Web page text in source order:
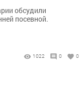
обсудили
посевной.
1022 0 0